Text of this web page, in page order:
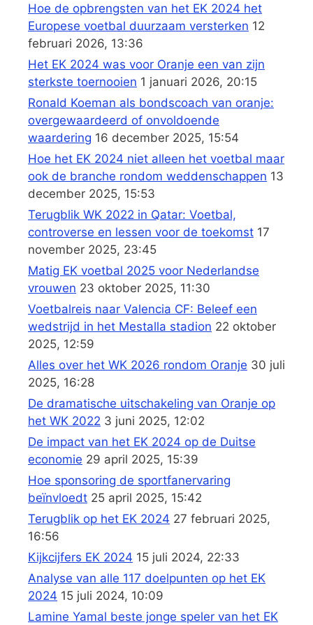
Hoe de opbrengsten van het EK 2024 het
Europese voetbal duurzaam versterken 12
februari 2026, 13:36
Het EK 2024 was voor Oranje een van zijn
sterkste toernooien 1 januari 2026, 20:15
Ronald Koeman als bondscoach van oranje:
overgewaardeerd of onvoldoende
waardering 16 december 2025, 15:54
Hoe het EK 2024 niet alleen het voetbal maar
ook de branche rondom weddenschappen 13
december 2025, 15:53
Terugblik WK 2022 in Qatar: Voetbal,
controverse en lessen voor de toekomst 17
november 2025, 23:45
Matig EK voetbal 2025 voor Nederlandse
vrouwen 23 oktober 2025, 11:30
Voetbalreis naar Valencia CF: Beleef een
wedstrijd in het Mestalla stadion 22 oktober
2025, 12:59
Alles over het WK 2026 rondom Oranje 30 juli
2025, 16:28
De dramatische uitschakeling van Oranje op
het WK 2022 3 juni 2025, 12:02
De impact van het EK 2024 op de Duitse
economie 29 april 2025, 15:39
Hoe sponsoring de sportfanervaring
beïnvloedt 25 april 2025, 15:42
Terugblik op het EK 2024 27 februari 2025,
16:56
Kijkcijfers EK 2024 15 juli 2024, 22:33
Analyse van alle 117 doelpunten op het EK
2024 15 juli 2024, 10:09
Lamine Yamal beste jonge speler van het EK